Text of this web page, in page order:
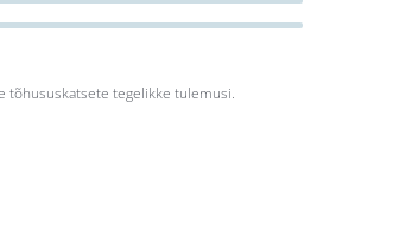
tõhususkatsete tegelikke tulemusi.